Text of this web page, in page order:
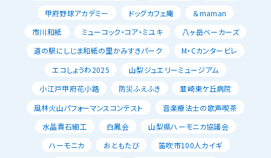
甲府野球アカデミー
ドッグカフェ庵
＆maman
市川和紙
ミューコック・コア・ミユキ
八ヶ岳ベーカーズ
道の駅にしじま和紙の里かみすきパーク
M・Cカンタービレ
エコしょうわ2025
山梨ジュエリーミュージアム
小江戸甲府花小路
防災ふえふき
韮崎東ケ丘病院
風林火山パフォーマンスコンテスト
音楽療法士の歌声喫茶
水晶貴石細工
白鳳会
山梨県ハーモニカ協議会
ハーモニカ
おともたび
笛吹市100人カイギ